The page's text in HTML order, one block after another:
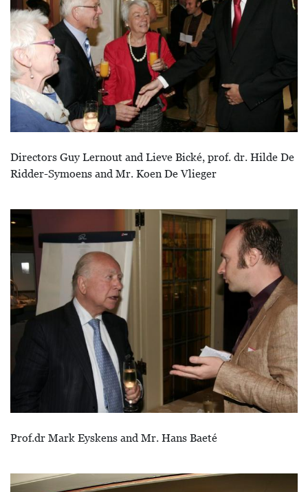
Directors Guy Lernout and Lieve Bické, prof. dr. Hilde De
Ridder-Symoens and Mr. Koen De Vlieger
Prof.dr Mark Eyskens and Mr. Hans Baeté
Image